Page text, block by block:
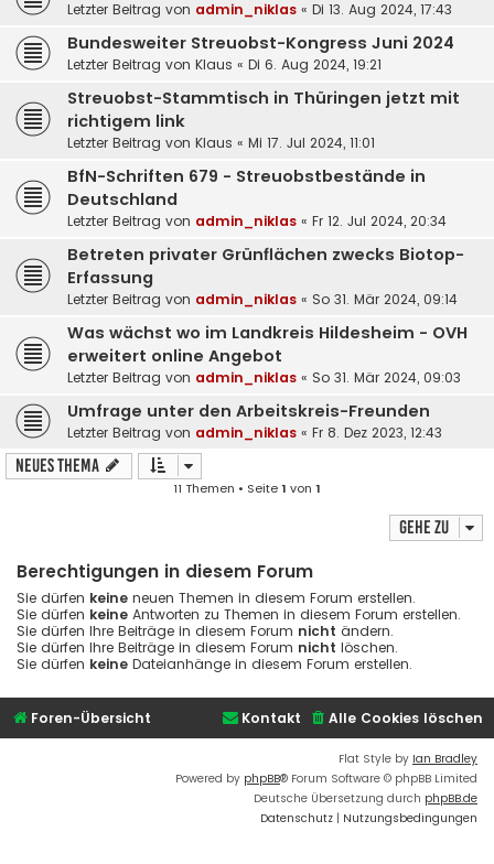
Letzter Beitrag von admin_niklas « Di 13. Aug 2024, 17:43
Bundesweiter Streuobst-Kongress Juni 2024
Letzter Beitrag von Klaus « Di 6. Aug 2024, 19:21
Streuobst-Stammtisch in Thüringen jetzt mit
richtigem link
Letzter Beitrag von Klaus « Mi 17. Jul 2024, 11:01
BfN-Schriften 679 - Streuobstbestände in
Deutschland
Letzter Beitrag von admin_niklas « Fr 12. Jul 2024, 20:34
Betreten privater Grünflächen zwecks Biotop-
Erfassung
Letzter Beitrag von admin_niklas « So 31. Mär 2024, 09:14
Was wächst wo im Landkreis Hildesheim - OVH
erweitert online Angebot
Letzter Beitrag von admin_niklas « So 31. Mär 2024, 09:03
Umfrage unter den Arbeitskreis-Freunden
Letzter Beitrag von admin_niklas « Fr 8. Dez 2023, 12:43
Neues Thema
11 Themen • Seite1 von 1
Gehe zu
Berechtigungen in diesem Forum
Sie dürfen keine neuen Themen in diesem Forum erstellen.
Sie dürfen keine Antworten zu Themen in diesem Forum erstellen.
Sie dürfen Ihre Beiträge in diesem Forum nicht ändern.
Sie dürfen Ihre Beiträge in diesem Forum nicht löschen.
Sie dürfen keine Dateianhänge in diesem Forum erstellen.
Foren-Übersicht Alle Cookies löschen
Kontakt
Flat Style by Ian Bradley
Powered by phpBB® Forum Software © phpBB Limited
Deutsche Übersetzung durch phpBB.de
Datenschutz | Nutzungsbedingungen